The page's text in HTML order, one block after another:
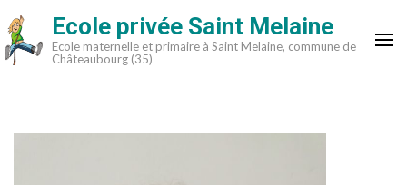
Aller
au
contenu
Ecole privée Saint Melaine
Ecole maternelle et primaire à Saint Melaine, commune de
Châteaubourg (35)